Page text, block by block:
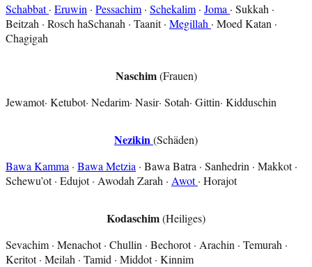
Schabbat· Eruwin · Pessachim · Schekalim · Joma · Sukkah ·
Beitzah · Rosch haSchanah · Taanit · Megillah · Moed Katan ·
Chagigah
Naschim(Frauen)
Jewamot· Ketubot· Nedarim· Nasir· Sotah· Gittin· Kidduschin
Nezikin(Schäden)
Bawa Kamma · Bawa Metzia · Bawa Batra · Sanhedrin · Makkot ·
Schewu’ot · Edujot · Awodah Zarah · Awot· Horajot
Kodaschim(Heiliges)
Sevachim · Menachot · Chullin · Bechorot · Arachin · Temurah ·
Keritot · Meilah · Tamid · Middot · Kinnim